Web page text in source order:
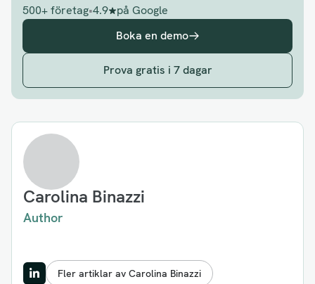
500+ företag•4.9
på Google
Boka en demo
Prova gratis i 7 dagar
Carolina Binazzi
Author
Fler artiklar av Carolina Binazzi